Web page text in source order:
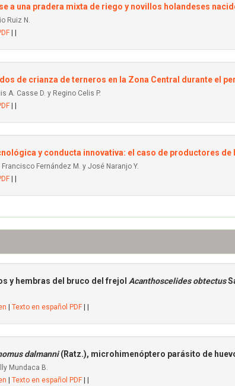
a una pradera mixta de riego y novillos holandeses
Ruiz N.
de crianza de terneros en la Zona Central durante el
A. Casse D. y Regino Celis P.
y conducta innovativa: el caso de productores de
Fernández M. y José Naranjo Y.
y hembras del bruco del frejol Acanthoscelides obtectus
Texto en español PDF
dalmanni(Ratz.), microhimenóptero parásito de
Mundaca B.
Texto en español PDF